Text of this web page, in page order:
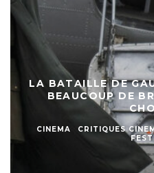
LA BATAILLE DE
BEAUCOUP DE
CINEMA CRITIQUES